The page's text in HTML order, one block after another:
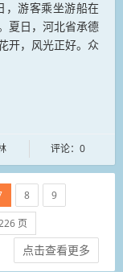
游客乘坐游船在
夏日，河北省承德
开，风光正好。众
美景。...
评论：0
8 9
页
点击查看更多